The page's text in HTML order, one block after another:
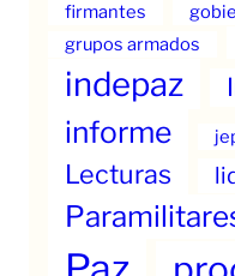
firmantes
grupos armados
indepaz
informe
Lecturas